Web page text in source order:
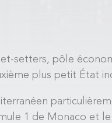
setters, pôle
plus petit État
1 de Monaco et